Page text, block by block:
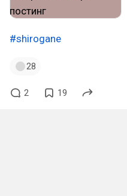
#shirogane
28
2 19